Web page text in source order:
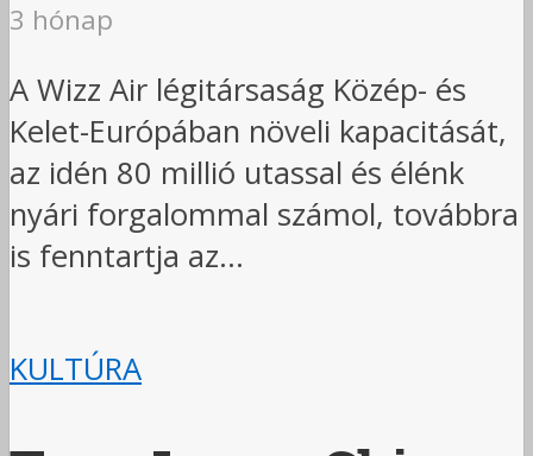
3 hónap
A Wizz Air légitársaság Közép- és
Kelet-Európában növeli kapacitását,
az idén 80 millió utassal és élénk
nyári forgalommal számol, továbbra
is fenntartja az...
KULTÚRA